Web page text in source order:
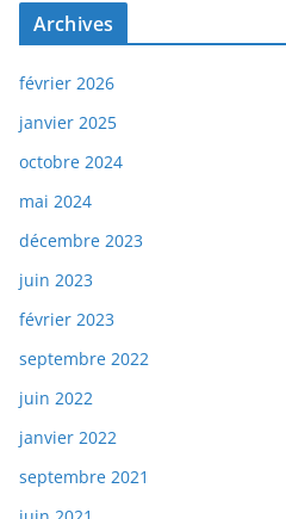
Archives
février 2026
janvier 2025
octobre 2024
mai 2024
décembre 2023
juin 2023
février 2023
septembre 2022
juin 2022
janvier 2022
septembre 2021